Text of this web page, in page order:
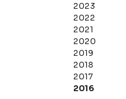
2023
2022
2021
2020
2019
2018
2017
2016